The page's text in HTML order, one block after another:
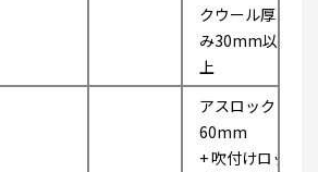
クウール厚
み30mm以
上
アスロック
60mm
+ 吹付けロッ